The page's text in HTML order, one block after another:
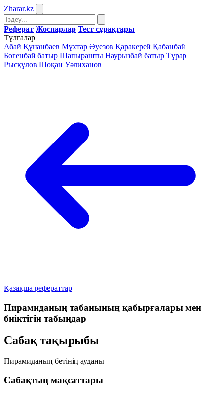
Zharar.kz
Реферат Жоспарлар Тест сұрақтары
Тұлғалар
Абай Құнанбаев Мұхтар Әуезов Қаракерей Қабанбай
Бөгенбай батыр Шапырашты Наурызбай батыр Тұрар
Рысқұлов Шоқан Уәлиханов
Қазақша рефераттар
Пирамиданың табанының қабырғалары мен
биіктігін табыңдар
Сабақ тақырыбы
Пирамиданың бетінің ауданы
Сабақтың мақсаттары